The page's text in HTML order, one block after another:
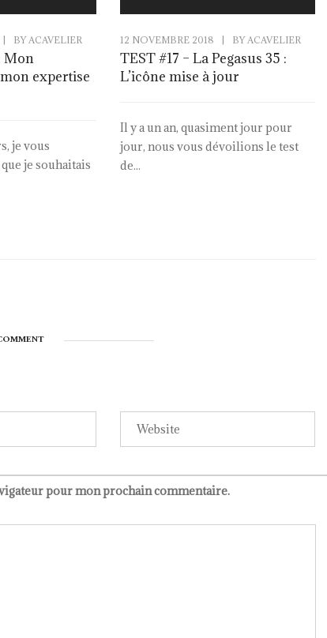
BYACAVELIER
Mon
expertise
je vous
je souhaitais
12 NOVEMBRE 2018 BYACAVELIER
TEST #17 – La Pegasus 35 :
L’icône mise à jour
Il y a un an, quasiment jour pour
jour, nous vous dévoilions le test
de...
pour mon prochain commentaire.